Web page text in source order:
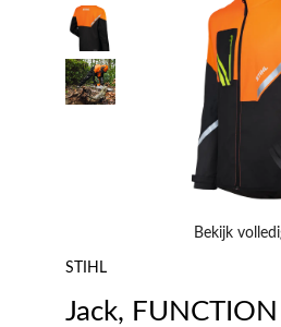
Bekijk
STIHL
Jack,